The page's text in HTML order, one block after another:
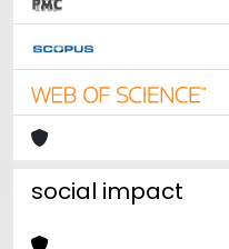
social impact